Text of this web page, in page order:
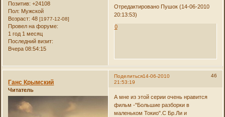
Позитив: +24108
Пол: Мужской
Возраст: 48[1977-12-08]
Провел на форуме:
1 год 1 месяц
Последний визит:
Вчера 08:54:15
Отредактировано Пушок (14-06-2010
20:13:53)
0
Поделиться 46
14-06-2010
21:53:19
Ганс Крымский
Читатель
А мне из этой серии очень нравится
фильм -"Большие разборки в
маленьком Токио".С Бр.Ли и